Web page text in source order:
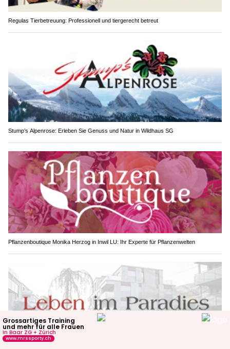
Regulas Tierbetreuung: Professionell und tiergerecht betreut
Stump’s Alpenrose: Erleben Sie Genuss und Natur in Wildhaus SG
Pflanzenboutique Monika Herzog in Inwil LU: Ihr Experte für Pflanzenwelten